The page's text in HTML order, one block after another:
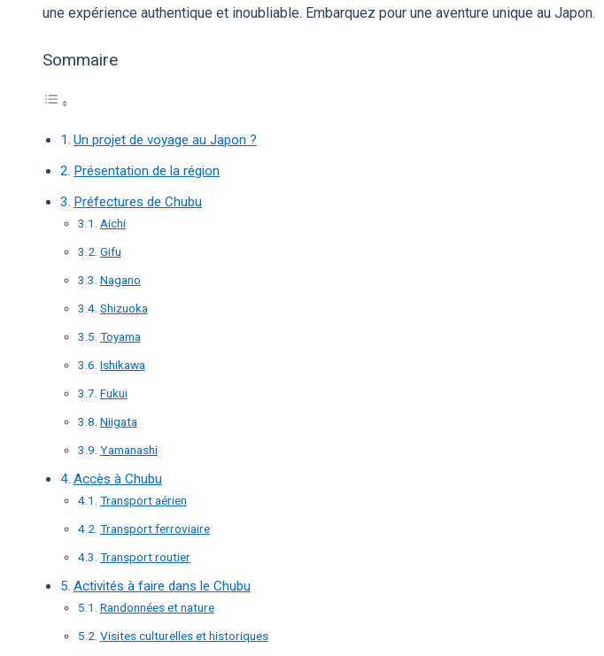
une expérience authentique et inoubliable. Embarquez pour une aventure unique au Japon.
Sommaire
Un projet de voyage au Japon ?
Présentation de la région
Préfectures de Chubu
Aichi
Gifu
Nagano
Shizuoka
Toyama
Ishikawa
Fukui
Niigata
Yamanashi
Accès à Chubu
Transport aérien
Transport ferroviaire
Transport routier
Activités à faire dans le Chubu
Randonnées et nature
Visites culturelles et historiques